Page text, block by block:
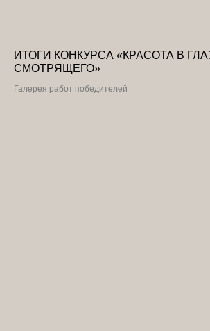
ИТОГИ КОНКУРСА «КРАСОТА В
СМОТРЯЩЕГО»
Галерея работ победителей